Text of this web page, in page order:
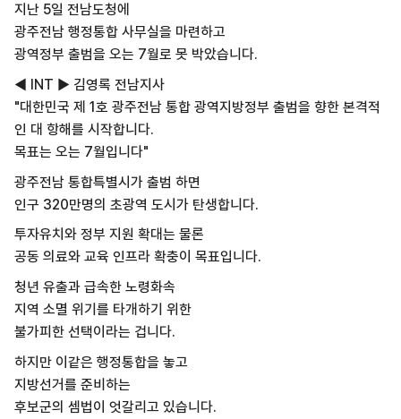
지난 5일 전남도청에
광주전남 행정통합 사무실을 마련하고
광역정부 출범을 오는 7월로 못 박았습니다.
◀ INT ▶ 김영록 전남지사
"대한민국 제 1호 광주전남 통합 광역지방정부 출범을 향한 본격적
인 대 항해를 시작합니다.
목표는 오는 7월입니다"
광주전남 통합특별시가 출범 하면
인구 320만명의 초광역 도시가 탄생합니다.
투자유치와 정부 지원 확대는 물론
공동 의료와 교육 인프라 확충이 목표입니다.
청년 유출과 급속한 노령화속
지역 소멸 위기를 타개하기 위한
불가피한 선택이라는 겁니다.
하지만 이같은 행정통합을 놓고
지방선거를 준비하는
후보군의 셈법이 엇갈리고 있습니다.